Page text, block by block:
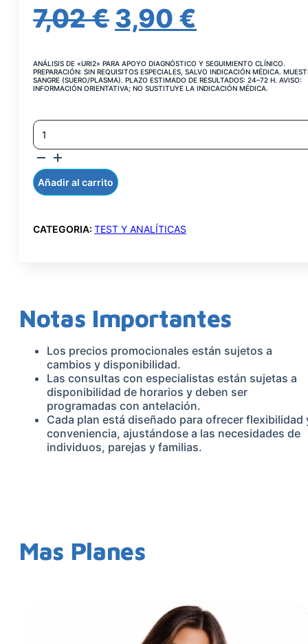
7,02€ EL
ORIGINAL
7,02 €.
3,90 €
ACTUAL
3,90 €.
ANÁLISIS DE «URI2» PARA APOYO DIAGNÓSTICO Y SEGUIMIENTO CLÍNICO.
PREPARACIÓN: SIN REQUISITOS ESPECIALES, SALVO INDICACIÓN MÉDICA.
SANGRE (SUERO/PLASMA). PLAZO ESTIMADO DE RESULTADOS: 24–72 H. AVISO:
INFORMACIÓN ORIENTATIVA; NO SUSTITUYE LA INDICACIÓN MÉDICA.
ACIDO
URICO
ORINA
CANTIDAD
Añadir al carrito
CATEGORIA: TEST Y ANALÍTICAS
Notas Importantes
Los precios promocionales están sujetos a
cambios y disponibilidad.
Las consultas con especialistas están sujetas a
disponibilidad de horarios y deben ser
programadas con antelación.
Cada plan está diseñado para ofrecer flexibilidad
conveniencia, ajustándose a las necesidades de
individuos, parejas y familias.
Mas Planes